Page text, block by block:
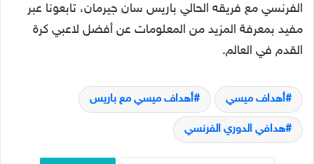
الفرنسي مع فريقه الحالي باريس سان جيرمان، تابعونا عبر
مفيد بمعرفة المزيد من المعلومات عن أفضل لاعبي كرة
القدم في العالم.
أهداف ميسي أهداف ميسي مع باريس
هدافي الدوري الفرنسي